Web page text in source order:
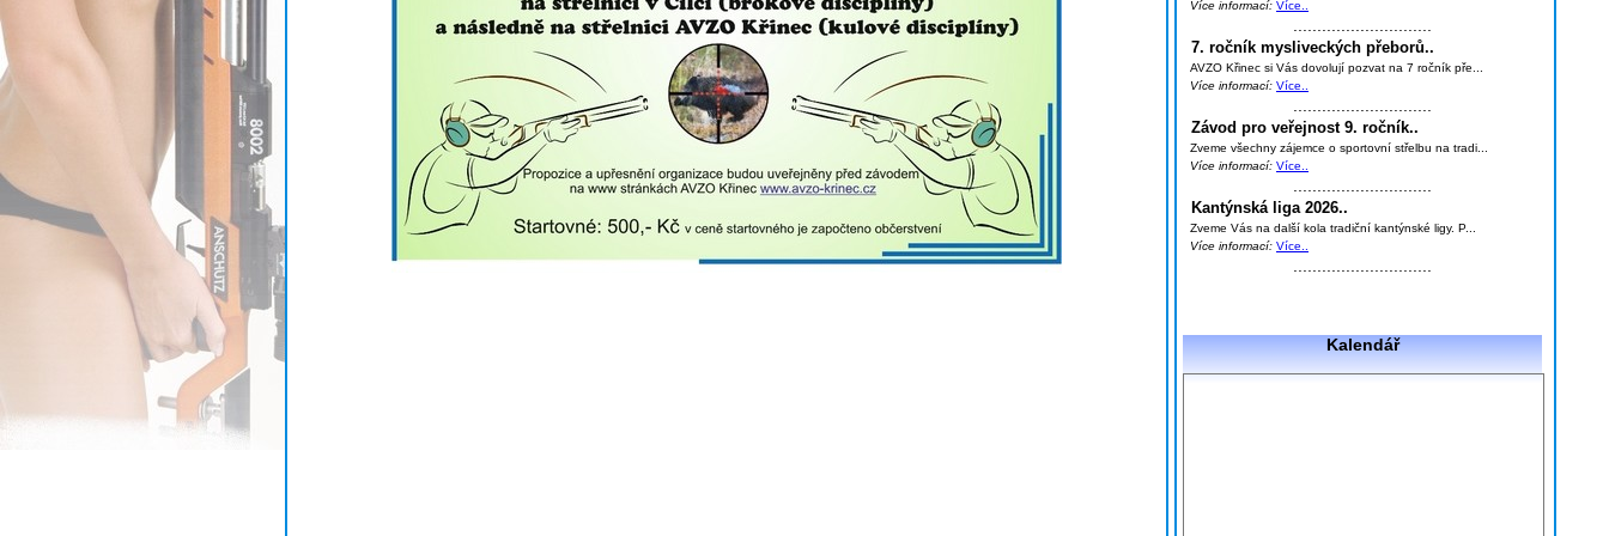
Více informací: Více..
7. ročník mysliveckých přeborů..
AVZO Křinec si Vás dovolují pozvat na 7 ročník pře...
Více informací: Více..
Závod pro veřejnost 9. ročník..
Zveme všechny zájemce o sportovní střelbu na tradi...
Více informací: Více..
Kantýnská liga 2026..
Zveme Vás na další kola tradiční kantýnské ligy. P...
Více informací: Více..
Kalendář